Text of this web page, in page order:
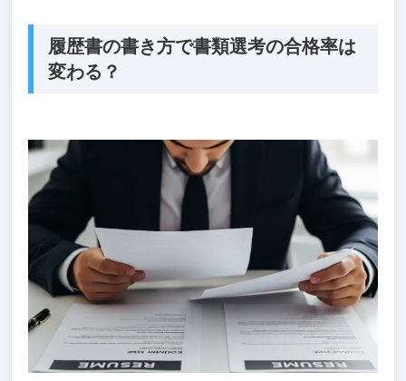
履歴書の書き方で書類選考の合格率は
変わる？